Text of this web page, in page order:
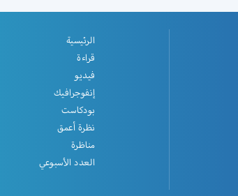
الرئيسية
قراءة
فيديو
إنفوجرافيك
بودكاست
نظرة أعمق
مناظرة
العدد الأسبوعي